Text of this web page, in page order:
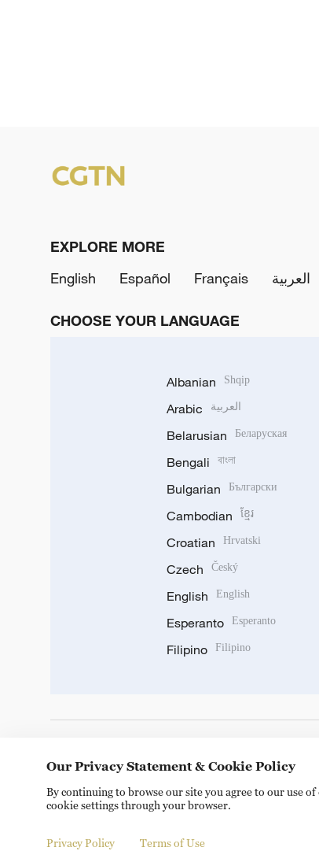
EXPLORE MORE
English
Español Français العربية
CHOOSE YOUR LANGUAGE
Albanian Shqip
Arabic العربية
Belarusian Беларуская
Bengali বাংলা
Bulgarian Български
Cambodian ខ្មែរ
Croatian Hrvatski
Czech Český
English English
Esperanto Esperanto
Filipino Filipino
Copyright © 2024 CGTN. 京ICP备20000184号
Our Privacy Statement & Cookie Policy
By continuing to browse our site you agree to our use
cookie settings through your browser.
Privacy Policy Terms of Use